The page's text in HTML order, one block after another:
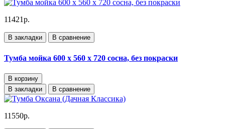
11421р.
В закладки В сравнение
Тумба мойка 600 х 560 х 720 сосна, без покраски
В корзину
В закладки
В сравнение
11550р.